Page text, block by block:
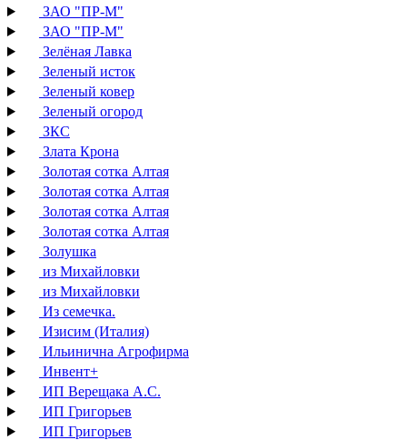
ЗАО "ПР-М"
ЗАО "ПР-М"
Зелёная Лавка
Зеленый исток
Зеленый ковер
Зеленый огород
ЗКС
Злата Крона
Золотая сотка Алтая
Золотая сотка Алтая
Золотая сотка Алтая
Золотая сотка Алтая
Золушка
из Михайловки
из Михайловки
Из семечка.
Изисим (Италия)
Ильинична Агрофирма
Инвент+
ИП Верещака А.С.
ИП Григорьев
ИП Григорьев